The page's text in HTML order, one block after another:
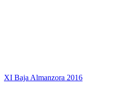
XI Baja Almanzora 2016